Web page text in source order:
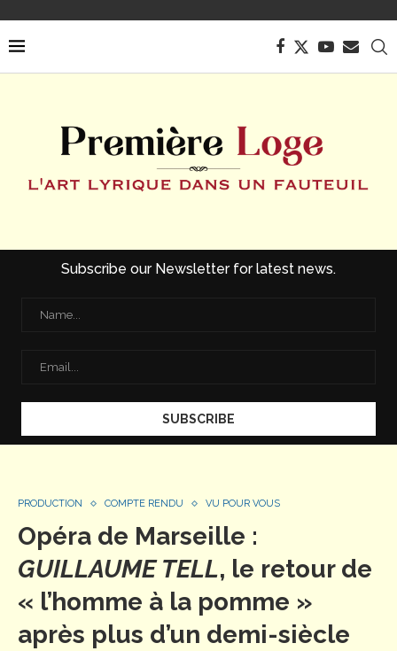
Subscribe our Newsletter for latest news.
PRODUCTION COMPTE RENDU VU POUR VOUS
Opéra de Marseille :
GUILLAUME TELL, le retour de
« l’homme à la pomme »
après plus d’un demi-siècle